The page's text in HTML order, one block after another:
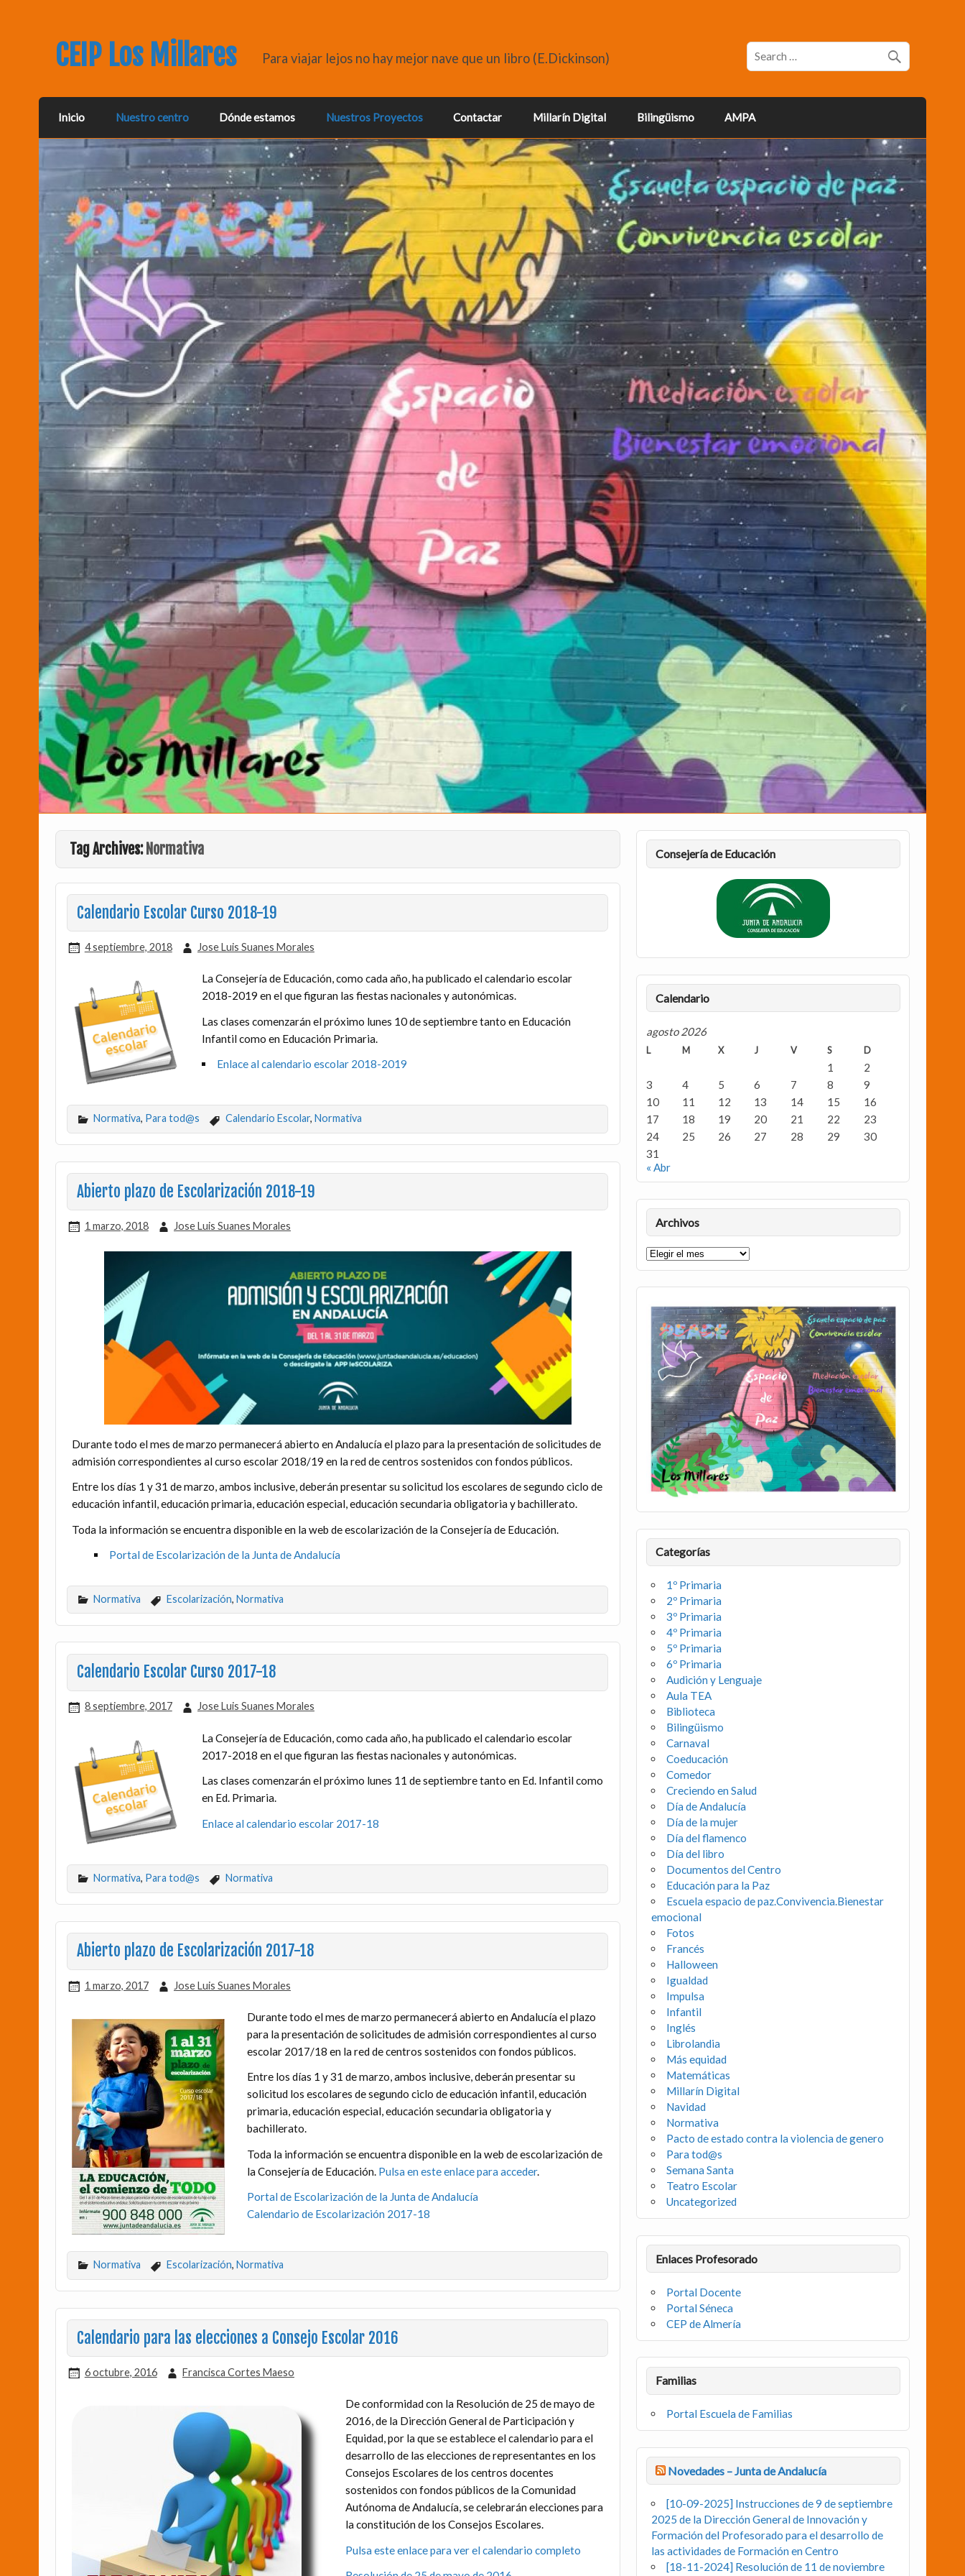
CEIP Los Millares Para viajar lejos no hay mejor nave que un libro (E.Dickinson)
Inicio Nuestro centro Dónde estamos Nuestros Proyectos Contactar Millarín Digital Bilingüismo AMPA
Tag Archives: Normativa
Calendario Escolar Curso 2018-19
4 septiembre, 2018 Jose Luis Suanes Morales
La Consejería de Educación, como cada año, ha publicado el calendario escolar
2018-2019 en el que figuran las fiestas nacionales y autonómicas.
Las clases comenzarán el próximo lunes 10 de septiembre tanto en Educación
Infantil como en Educación Primaria.
Enlace al calendario escolar 2018-2019
Normativa, Para tod@s Calendario Escolar, Normativa
Abierto plazo de Escolarización 2018-19
1 marzo, 2018 Jose Luis Suanes Morales
Durante todo el mes de marzo permanecerá abierto en Andalucía el plazo para la presentación de solicitudes de
admisión correspondientes al curso escolar 2018/19 en la red de centros sostenidos con fondos públicos.
Entre los días 1 y 31 de marzo, ambos inclusive, deberán presentar su solicitud los escolares de segundo ciclo de
educación infantil, educación primaria, educación especial, educación secundaria obligatoria y bachillerato.
Toda la información se encuentra disponible en la web de escolarización de la Consejería de Educación.
Portal de Escolarización de la Junta de Andalucía
Normativa Escolarización, Normativa
Calendario Escolar Curso 2017-18
8 septiembre, 2017 Jose Luis Suanes Morales
La Consejería de Educación, como cada año, ha publicado el calendario escolar
2017-2018 en el que figuran las fiestas nacionales y autonómicas.
Las clases comenzarán el próximo lunes 11 de septiembre tanto en Ed. Infantil como
en Ed. Primaria.
Enlace al calendario escolar 2017-18
Normativa, Para tod@s Normativa
Abierto plazo de Escolarización 2017-18
1 marzo, 2017 Jose Luis Suanes Morales
Durante todo el mes de marzo permanecerá abierto en Andalucía el plazo
para la presentación de solicitudes de admisión correspondientes al curso
escolar 2017/18 en la red de centros sostenidos con fondos públicos.
Entre los días 1 y 31 de marzo, ambos inclusive, deberán presentar su
solicitud los escolares de segundo ciclo de educación infantil, educación
primaria, educación especial, educación secundaria obligatoria y
bachillerato.
Toda la información se encuentra disponible en la web de escolarización de
la Consejería de Educación. Pulsa en este enlace para acceder.
Portal de Escolarización de la Junta de Andalucía
Calendario de Escolarización 2017-18
Normativa Escolarización, Normativa
Calendario para las elecciones a Consejo Escolar 2016
6 octubre, 2016 Francisca Cortes Maeso
De conformidad con la Resolución de 25 de mayo de
2016, de la Dirección General de Participación y
Equidad, por la que se establece el calendario para el
desarrollo de las elecciones de representantes en los
Consejos Escolares de los centros docentes
sostenidos con fondos públicos de la Comunidad
Autónoma de Andalucía, se celebrarán elecciones para
la constitución de los Consejos Escolares.
Pulsa este enlace para ver el calendario completo
Consejería de Educación
Calendario
agosto 2026
L M X J V S D
1
2
3
4 5 6 7 8
9
10
11 12 13 14 15
16
17
18 19 20 21 22
23
24
25 26 27 28 29
30
31
« Abr
Archivos
Archivos
Categorías
1º Primaria
2º Primaria
3º Primaria
4º Primaria
5º Primaria
6º Primaria
Audición y Lenguaje
Aula TEA
Biblioteca
Bilingüismo
Carnaval
Coeducación
Comedor
Creciendo en Salud
Día de Andalucía
Día de la mujer
Día del flamenco
Día del libro
Documentos del Centro
Educación para la Paz
Escuela espacio de paz.Convivencia.Bienestar
emocional
Fotos
Francés
Halloween
Igualdad
Impulsa
Infantil
Inglés
Librolandia
Más equidad
Matemáticas
Millarín Digital
Navidad
Normativa
Pacto de estado contra la violencia de genero
Para tod@s
Semana Santa
Teatro Escolar
Uncategorized
Enlaces Profesorado
Portal Docente
Portal Séneca
CEP de Almería
Familias
Portal Escuela de Familias
Novedades – Junta de Andalucía
[10-09-2025] Instrucciones de 9 de septiembre
2025 de la Dirección General de Innovación y
Formación del Profesorado para el desarrollo de
las actividades de Formación en Centro
[18-11-2024] Resolución de 11 de noviembre